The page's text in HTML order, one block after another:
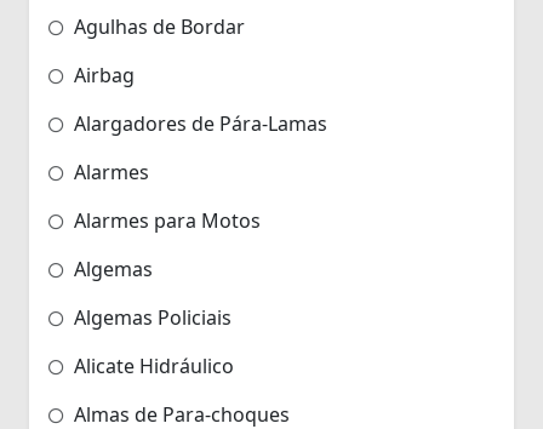
Agulhas de Bordar
Airbag
Alargadores de Pára-Lamas
Alarmes
Alarmes para Motos
Algemas
Algemas Policiais
Alicate Hidráulico
Almas de Para-choques